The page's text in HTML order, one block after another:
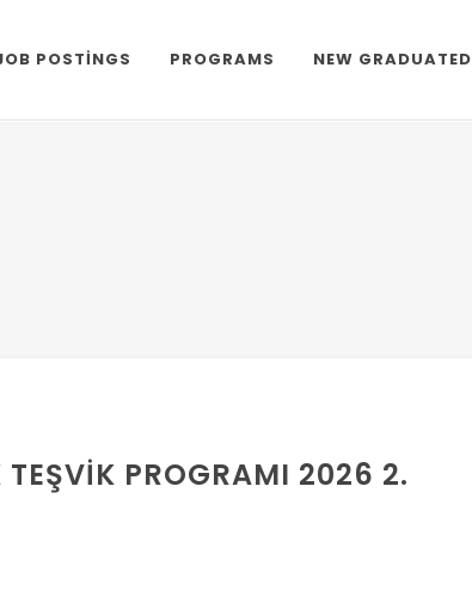
POSTINGS PROGRAMS NEW GRADUATED
TEŞVIK PROGRAMI 2026 2.